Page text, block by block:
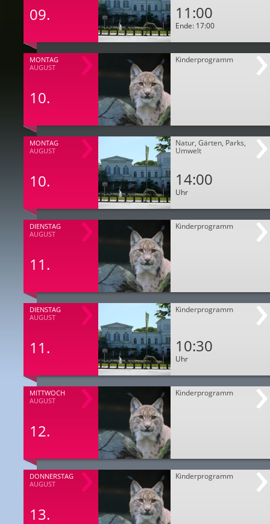
09. 11:00
Ende: 17:00
MONTAG
AUGUST
10.
Kinderprogramm
MONTAG
AUGUST
10.
Natur, Gärten, Parks,
Umwelt
14:00
Uhr
DIENSTAG
AUGUST
11.
Kinderprogramm
DIENSTAG
AUGUST
11.
Kinderprogramm
10:30
Uhr
MITTWOCH
AUGUST
12.
Kinderprogramm
DONNERSTAG
AUGUST
13.
Kinderprogramm